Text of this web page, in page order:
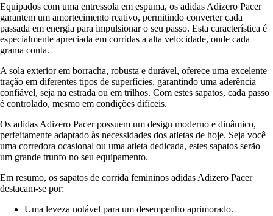
Equipados com uma entressola em espuma, os adidas Adizero Pacer
garantem um amortecimento reativo, permitindo converter cada
passada em energia para impulsionar o seu passo. Esta característica é
especialmente apreciada em corridas a alta velocidade, onde cada
grama conta.
A sola exterior em borracha, robusta e durável, oferece uma excelente
tração em diferentes tipos de superfícies, garantindo uma aderência
confiável, seja na estrada ou em trilhos. Com estes sapatos, cada passo
é controlado, mesmo em condições difíceis.
Os adidas Adizero Pacer possuem um design moderno e dinâmico,
perfeitamente adaptado às necessidades dos atletas de hoje. Seja você
uma corredora ocasional ou uma atleta dedicada, estes sapatos serão
um grande trunfo no seu equipamento.
Em resumo, os sapatos de corrida femininos adidas Adizero Pacer
destacam-se por:
Uma leveza notável para um desempenho aprimorado.